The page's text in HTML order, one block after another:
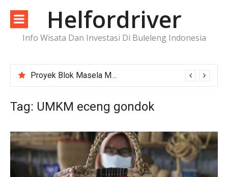
konten
Helfordriver
Info Wisata Dan Investasi Di Buleleng Indonesia
Proyek Blok Masela Makin Dekat ke FID, Investasi Raksasa Siap Menggerakkan Industri Energi
Tag: UMKM eceng gondok